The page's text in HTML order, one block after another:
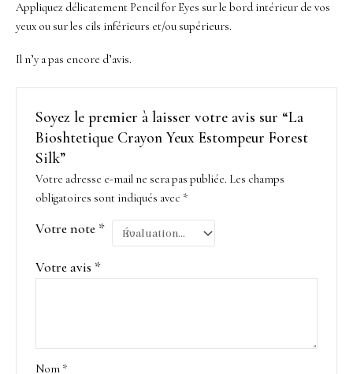
Appliquez délicatement Pencil for Eyes sur le bord intérieur de vos
yeux ou sur les cils inférieurs et/ou supérieurs.
Il n’y a pas encore d’avis.
Soyez le premier à laisser votre avis sur “La
Bioshtetique Crayon Yeux Estompeur Forest
Silk”
Votre adresse e-mail ne sera pas publiée. Les champs
obligatoires sont indiqués avec *
Votre note *
Votre avis *
Nom *